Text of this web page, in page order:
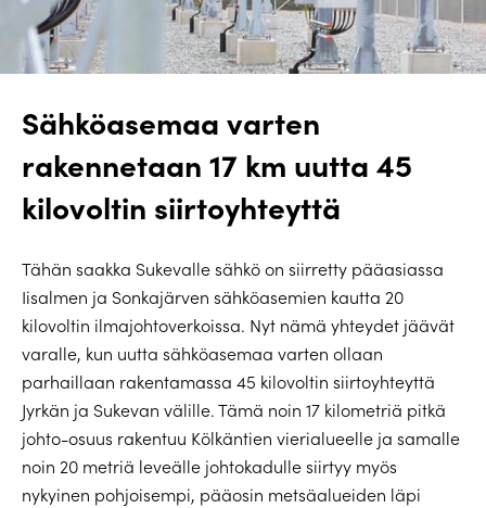
Sähköasemaa varten
rakennetaan 17 km uutta 45
kilovoltin siirtoyhteyttä
Tähän saakka Sukevalle sähkö on siirretty pääasiassa
Iisalmen ja Sonkajärven sähköasemien kautta 20
kilovoltin ilmajohtoverkoissa. Nyt nämä yhteydet jäävät
varalle, kun uutta sähköasemaa varten ollaan
parhaillaan rakentamassa 45 kilovoltin siirtoyhteyttä
Jyrkän ja Sukevan välille. Tämä noin 17 kilometriä pitkä
johto-osuus rakentuu Kölkäntien vierialueelle ja samalle
noin 20 metriä leveälle johtokadulle siirtyy myös
nykyinen pohjoisempi, pääosin metsäalueiden läpi